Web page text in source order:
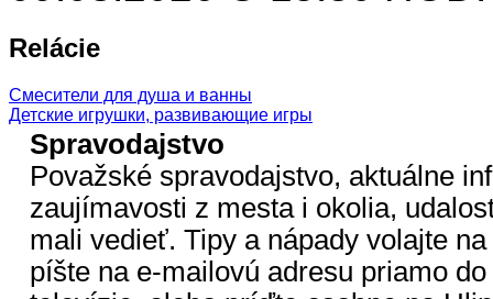
Relácie
Смесители для душа и ванны
Детские игрушки, развивающие игры
Spravodajstvo
Považské spravodajstvo, aktuálne
zaujímavosti z mesta i okolia,
mali vedieť. Tipy a nápady volajte
píšte na e-mailovú adresu priamo